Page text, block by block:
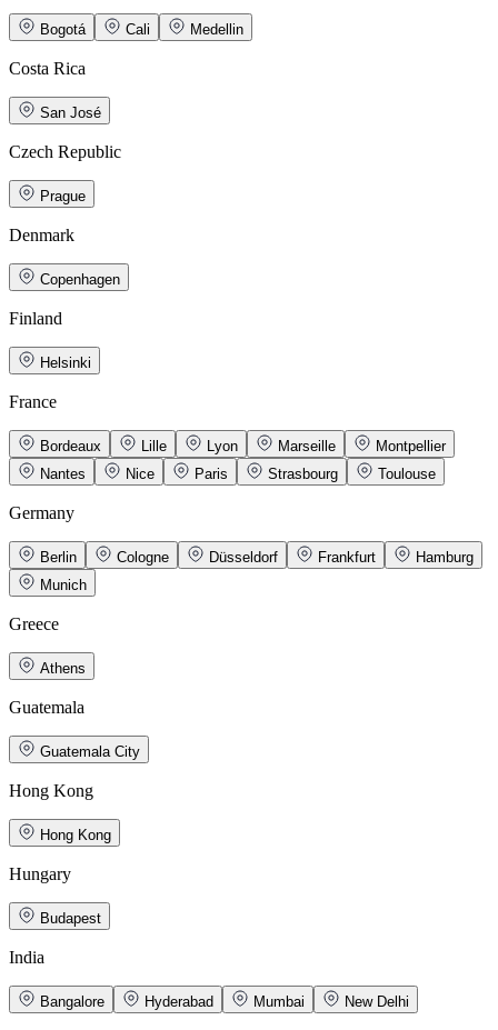
Bogotá Cali Medellin
Costa Rica
San José
Czech Republic
Prague
Denmark
Copenhagen
Finland
Helsinki
France
Bordeaux Lille Lyon Marseille
Montpellier
Nantes
Nice Paris Strasbourg Toulouse
Germany
Berlin Cologne Düsseldorf Frankfurt
Hamburg
Munich
Greece
Athens
Guatemala
Guatemala City
Hong Kong
Hong Kong
Hungary
Budapest
India
Bangalore Hyderabad Mumbai New Delhi